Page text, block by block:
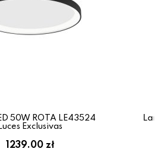
50W ROTA LE43524
Luces Exclusivas
1239.00 zł